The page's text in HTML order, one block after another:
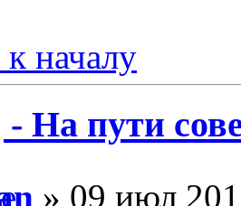
началу
На пути
» 09 июл